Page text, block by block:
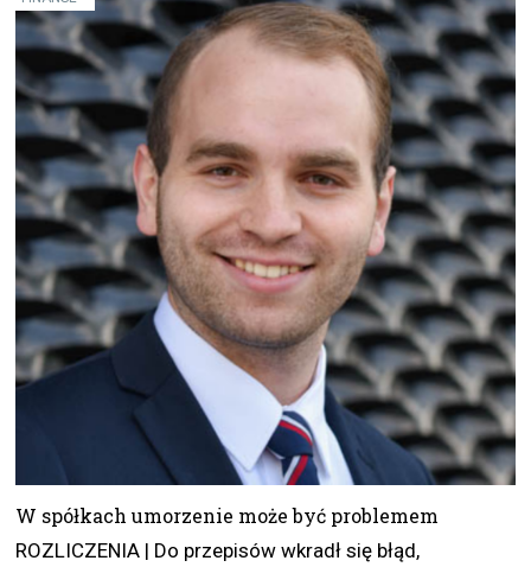
W spółkach umorzenie może być problemem
ROZLICZENIA | Do przepisów wkradł się błąd,